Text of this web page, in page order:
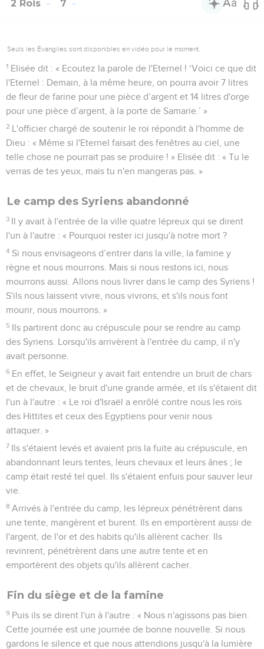
2 Rois 7
Seuls les Évangiles sont disponibles en vidéo pour le moment.
1 Elisée dit : « Ecoutez la parole de l'Eternel ! ‘Voici ce que dit
l'Eternel : Demain, à la même heure, on pourra avoir 7 litres
de fleur de farine pour une pièce d’argent et 14 litres d'orge
pour une pièce d’argent, à la porte de Samarie.’ »
2 L'officier chargé de soutenir le roi répondit à l'homme de
Dieu : « Même si l'Eternel faisait des fenêtres au ciel, une
telle chose ne pourrait pas se produire ! » Elisée dit : « Tu le
verras de tes yeux, mais tu n'en mangeras pas. »
Le camp des Syriens abandonné
3 Il y avait à l'entrée de la ville quatre lépreux qui se dirent
l'un à l'autre : « Pourquoi rester ici jusqu'à notre mort ?
4 Si nous envisageons d’entrer dans la ville, la famine y
règne et nous mourrons. Mais si nous restons ici, nous
mourrons aussi. Allons nous livrer dans le camp des Syriens !
S'ils nous laissent vivre, nous vivrons, et s'ils nous font
mourir, nous mourrons. »
5 Ils partirent donc au crépuscule pour se rendre au camp
des Syriens. Lorsqu'ils arrivèrent à l'entrée du camp, il n'y
avait personne.
6 En effet, le Seigneur y avait fait entendre un bruit de chars
et de chevaux, le bruit d'une grande armée, et ils s'étaient dit
l'un à l'autre : « Le roi d'Israël a enrôlé contre nous les rois
des Hittites et ceux des Egyptiens pour venir nous
attaquer. »
7 Ils s'étaient levés et avaient pris la fuite au crépuscule, en
abandonnant leurs tentes, leurs chevaux et leurs ânes ; le
camp était resté tel quel. Ils s'étaient enfuis pour sauver leur
vie.
8 Arrivés à l'entrée du camp, les lépreux pénétrèrent dans
une tente, mangèrent et burent. Ils en emportèrent aussi de
l'argent, de l'or et des habits qu'ils allèrent cacher. Ils
revinrent, pénétrèrent dans une autre tente et en
emportèrent des objets qu'ils allèrent cacher.
Fin du siège et de la famine
9 Puis ils se dirent l'un à l'autre : « Nous n'agissons pas bien.
Cette journée est une journée de bonne nouvelle. Si nous
gardons le silence et que nous attendions jusqu'à la lumière